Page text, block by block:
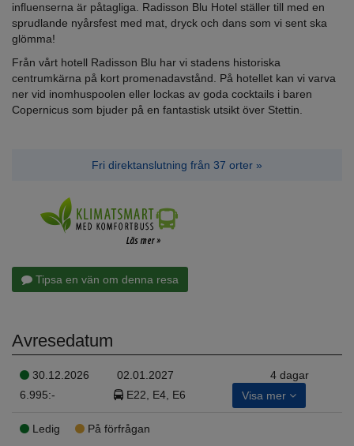
influenserna är påtagliga. Radisson Blu Hotel ställer till med en
sprudlande nyårsfest med mat, dryck och dans som vi sent ska
glömma!
Från vårt hotell Radisson Blu har vi stadens historiska
centrumkärna på kort promenadavstånd. På hotellet kan vi varva
ner vid inomhuspoolen eller lockas av goda cocktails i baren
Copernicus som bjuder på en fantastisk utsikt över Stettin.
Fri direktanslutning från 37 orter »
Tipsa en vän om denna resa
Avresedatum
30.12.2026 02.01.2027
4 dagar
6.995:-
E22, E4, E6 Visa mer
Ledig På förfrågan